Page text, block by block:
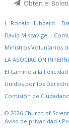
Obtén el
L. Ronald Hubbard
David Miscavige
Ministros Voluntarios
LA ASOCIACIÓN
El Camino a la Felicidad
Unidos por los
Comisión de
© 2026 Church of
Aviso de privacidad •